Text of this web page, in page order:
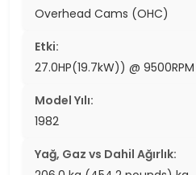
Overhead Cams (OHC)
Etki:
27.0HP(19.7kW)) @ 9500RPM
Model Yılı:
1982
Yağ, Gaz vs Dahil Ağırlık: